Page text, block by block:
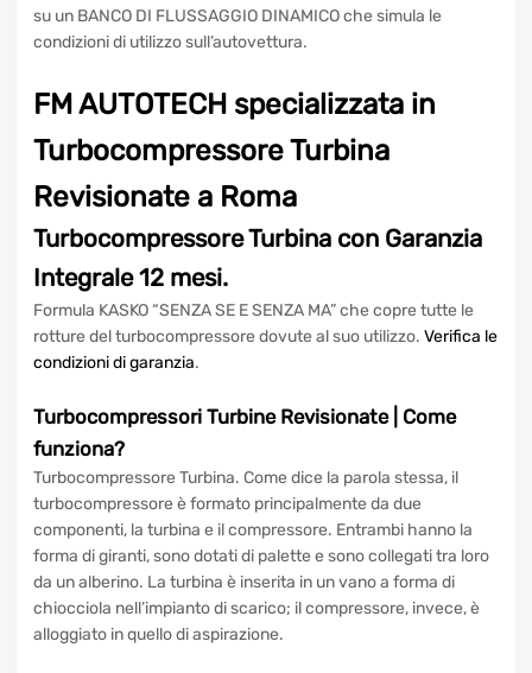
saranno sostituiti tutti gli organi interni soggetti ad usura,
riassemblato e testato su un BANCO DI FLUSSAGGIO
sull’autovettura.
FM AUTOTECH specializzata in
Turbocompressore Turbina
Revisionate a Roma
Turbocompressore Turbina
Garanzia Integrale 12 mesi.
Formula KASKO “SENZA SE E SENZA MA” che copre tutte le
le condizioni di garanzia.
Turbocompressori Turbine Revisionate
| Come
funziona?
Turbocompressore Turbina. Come dice la parola stessa, il
turbocompressore è formato principalmente da due
componenti, la turbina e il compressore. Entrambi hanno la
forma di giranti, sono dotati di palette e sono collegati tra
loro da un alberino. La turbina è inserita in un vano a forma